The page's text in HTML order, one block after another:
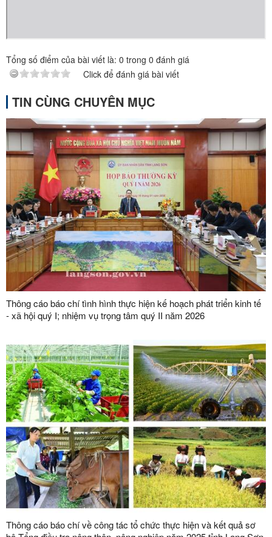
Tổng số điểm của bài viết là: 0 trong 0 đánh giá
Click để đánh giá bài viết
TIN CÙNG CHUYÊN MỤC
Thông cáo báo chí tình hình thực hiện kế hoạch phát triển kinh tế
- xã hội quý I; nhiệm vụ trọng tâm quý II năm 2026
Thông cáo báo chí về công tác tổ chức thực hiện và kết quả sơ